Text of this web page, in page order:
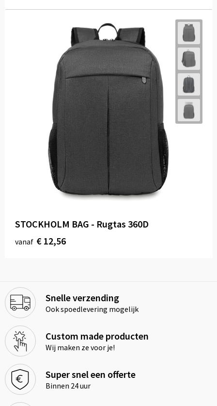
STOCKHOLM BAG - Rugtas 360D
vanaf € 12,56
Snelle verzending
Ook spoedlevering mogelijk
Custom made producten
Wij maken ze voor je!
Super snel een offerte
Binnen 24 uur